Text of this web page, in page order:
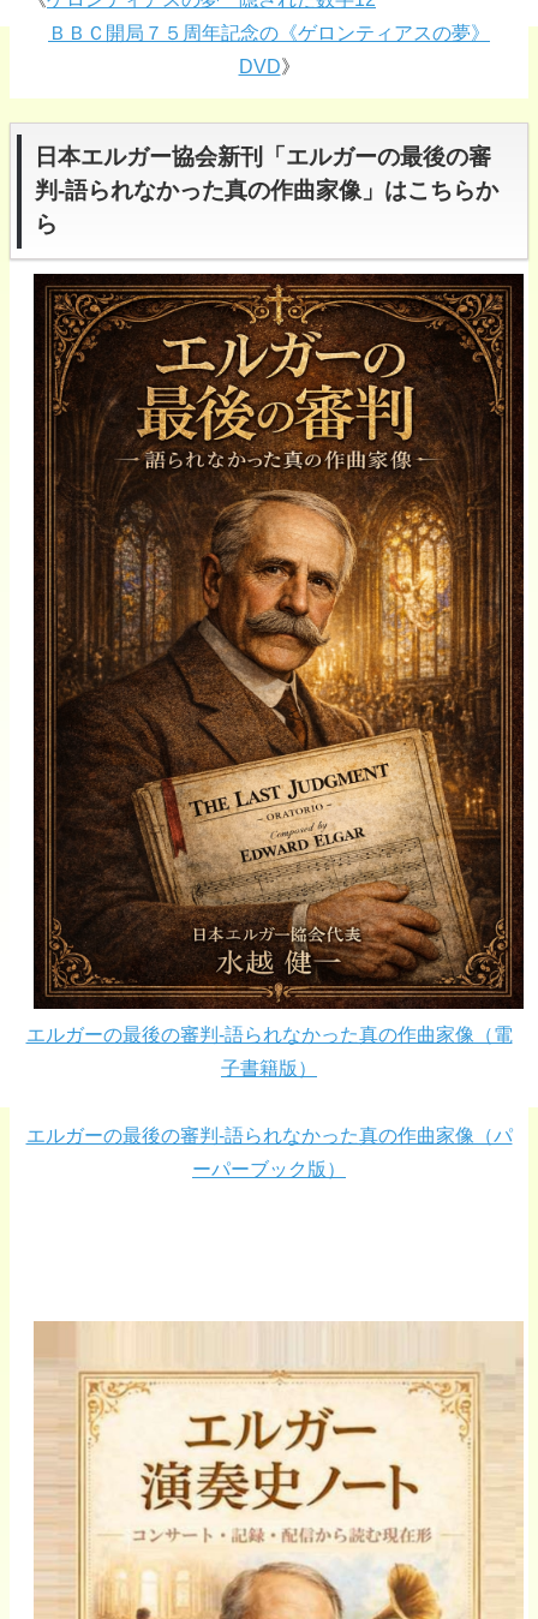
ＢＢＣ開局７５周年記念の《ゲロンティアスの夢》
DVD》
日本エルガー協会新刊「エルガーの最後の審
判-語られなかった真の作曲家像」はこちらか
ら
エルガーの最後の審判-語られなかった真の作曲家像（電
子書籍版）
エルガーの最後の審判-語られなかった真の作曲家像（パ
ーパーブック版）